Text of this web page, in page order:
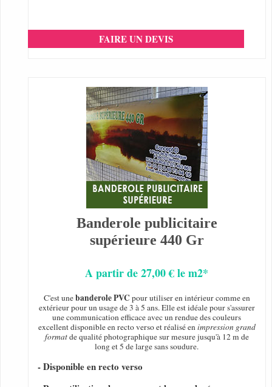
FAIRE UN DEVIS
Banderole publicitaire
supérieure 440 Gr
A partir de 27,00 € le m2*
C'est unebanderole PVC pour utiliser en intérieur comme en
extérieur pour un usage de 3 à 5 ans. Elle est idéale pour s'assurer
une communication efficace avec un rendue des couleurs
excellent disponible en recto verso et réalisé enimpression grand
formatde qualité photographique sur mesure jusqu'à 12 m de
long et 5 de large sans soudure.
- Disponible en recto verso